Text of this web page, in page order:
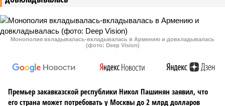
Монополия вкладывалась-вкладывалась в Армению и довкладывалась
(фото: Deep Vision)
Премьер закавказской республики Никол Пашинян заявил, что
его страна может потребовать у Москвы до 2 млрд долларов